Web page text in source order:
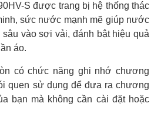
S được trang bị hệ thống thác
sức nước mạnh mẽ giúp nước
vào sợi vải, đánh bật hiệu quả
áo.
có chức năng ghi nhớ chương
quen sử dụng để đưa ra chương
bạn mà không cần cài đặt hoặc